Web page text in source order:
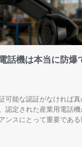
話機は本当に防爆
可能な認証がなければ
認定された産業用電話
ンスにとって重要であ